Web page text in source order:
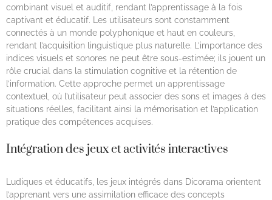
combinant visuel et auditif, rendant l’apprentissage à la fois
captivant et éducatif. Les utilisateurs sont constamment
connectés à un monde polyphonique et haut en couleurs,
rendant l’acquisition linguistique plus naturelle. L’importance des
indices visuels et sonores ne peut être sous-estimée; ils jouent un
rôle crucial dans la stimulation cognitive et la rétention de
l’information. Cette approche permet un apprentissage
contextuel, où l’utilisateur peut associer des sons et images à des
situations réelles, facilitant ainsi la mémorisation et l’application
pratique des compétences acquises.
Intégration des jeux et activités interactives
Ludiques et éducatifs, les jeux intégrés dans Dicorama orientent
l’apprenant vers une assimilation efficace des concepts